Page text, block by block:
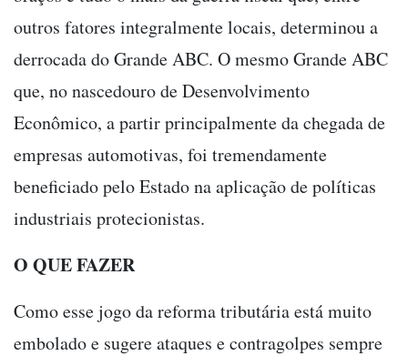
outros fatores integralmente locais, determinou a
derrocada do Grande ABC. O mesmo Grande ABC
que, no nascedouro de Desenvolvimento
Econômico, a partir principalmente da chegada de
empresas automotivas, foi tremendamente
beneficiado pelo Estado na aplicação de políticas
industriais protecionistas.
O QUE FAZER
Como esse jogo da reforma tributária está muito
embolado e sugere ataques e contragolpes sempre